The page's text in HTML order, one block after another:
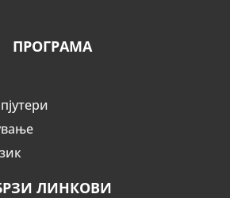
ПРОГРАМА
ЛИНКОВИ